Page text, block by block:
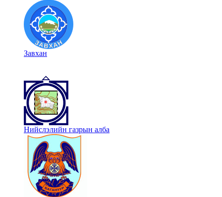
Завхан
Нийслэлийн газрын алба